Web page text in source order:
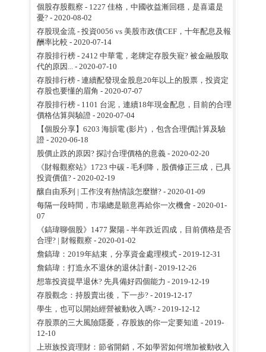
個股存股觀察 - 1227 佳格，中國收益漸回穩，是喜還是
憂?- 2020-08-02
存股現金流 - 投資0056 vs 美股市政債CEF，十年配息及報
酬率比較 - 2020-07-14
存股排行榜 - 2412 中華電，老牌定存股失寵? 被金融股取
代的原因...
- 2020-07-10
存股排行榜 - 連續配發現金股息20年以上的股票，投資定
存股也要懂的眉角 - 2020-07-07
存股排行榜 - 1101 台泥，連續18年現金配息，目前的合理
價格估算與驗證- 2020-07-04
【個股分享】6203 海韻電 (影片) ，包含合理價計算及驗
證- 2020-06-18
股價止跌的原因? 探討合理價格的意義- 2020-02-20
《財報觀察站》1723 中碳 - 毛利降，股價修正三成，已具
投資價值?- 2020-02-19
釀自由系列 | 工作沒有熱情該怎麼辦?- 2020-01-09
每隔一段時間，市場總是願意再給你一次機會 - 2020-01-
07
《鎬瑋聊個股》1477 聚陽 - 半年跌近四成，目前價格是否
合理? | 財報觀察 - 2020-01-02
詹鎬瑋：2019年結束，分享資金處理模式- 2019-12-31
詹鎬瑋：打造永不退休的退休計劃 - 2019-12-26
想靠投資提早退休? 先具備好四個能力 - 2019-12-19
存股觀念：持股賣出後，下一步?- 2019-12-17
學生，也可以開始經營被動收入嗎?- 2019-12-12
存股票的三大風險隱憂，存股族的你一定要知道 - 2019-
12-10
上班族投資理財：節省開銷，不如學習如何增加被動收入